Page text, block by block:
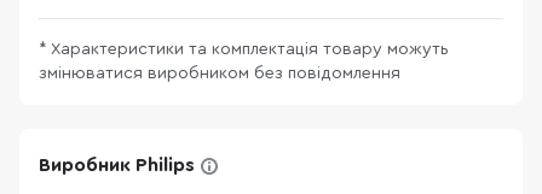
* Характеристики та комплектація товару можуть
змінюватися виробником без повідомлення
Виробник Philips